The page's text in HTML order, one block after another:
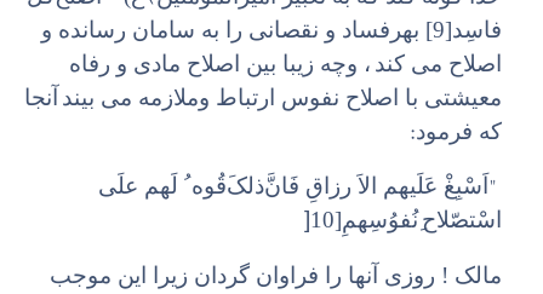
فاسِد[9] بهرفساد و نقصانی را به سامان رسانده و
اصلاح می کند ، وچه زیبا بین اصلاح مادی و رفاه
معیشتی با اصلاح نفوس ارتباط وملازمه می بیند آنجا
که فرمود:
" اَسْبِغْ عَلَیهم الاَ رزاقِ فَانَّ‌ذلکَ‌قُوه ُ لَهم علَی
اسْتصّلاحِ‌نُفوُسِهمِ‌[10 ]
مالک ! روزی آنها را فراوان گردان زیرا این موجب